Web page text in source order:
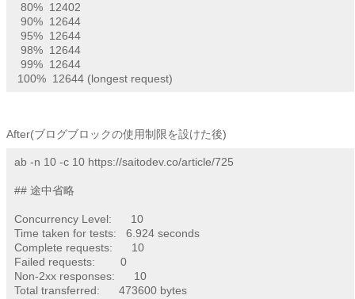
  80%  12402
  90%  12644
  95%  12644
  98%  12644
  99%  12644
100%  12644 (longest request)
After(ブログブロックの使用制限を設けた後)
ab -n 10 -c 10 https://saitodev.co/article/725
## 途中省略
Concurrency Level:      10
Time taken for tests:   6.924 seconds
Complete requests:      10
Failed requests:        0
Non-2xx responses:      10
Total transferred:      473600 bytes